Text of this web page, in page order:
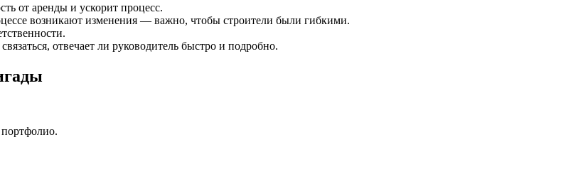
от аренды и ускорит процесс.
возникают изменения — важно, чтобы строители были гибкими.
отвечает ли руководитель быстро и подробно.